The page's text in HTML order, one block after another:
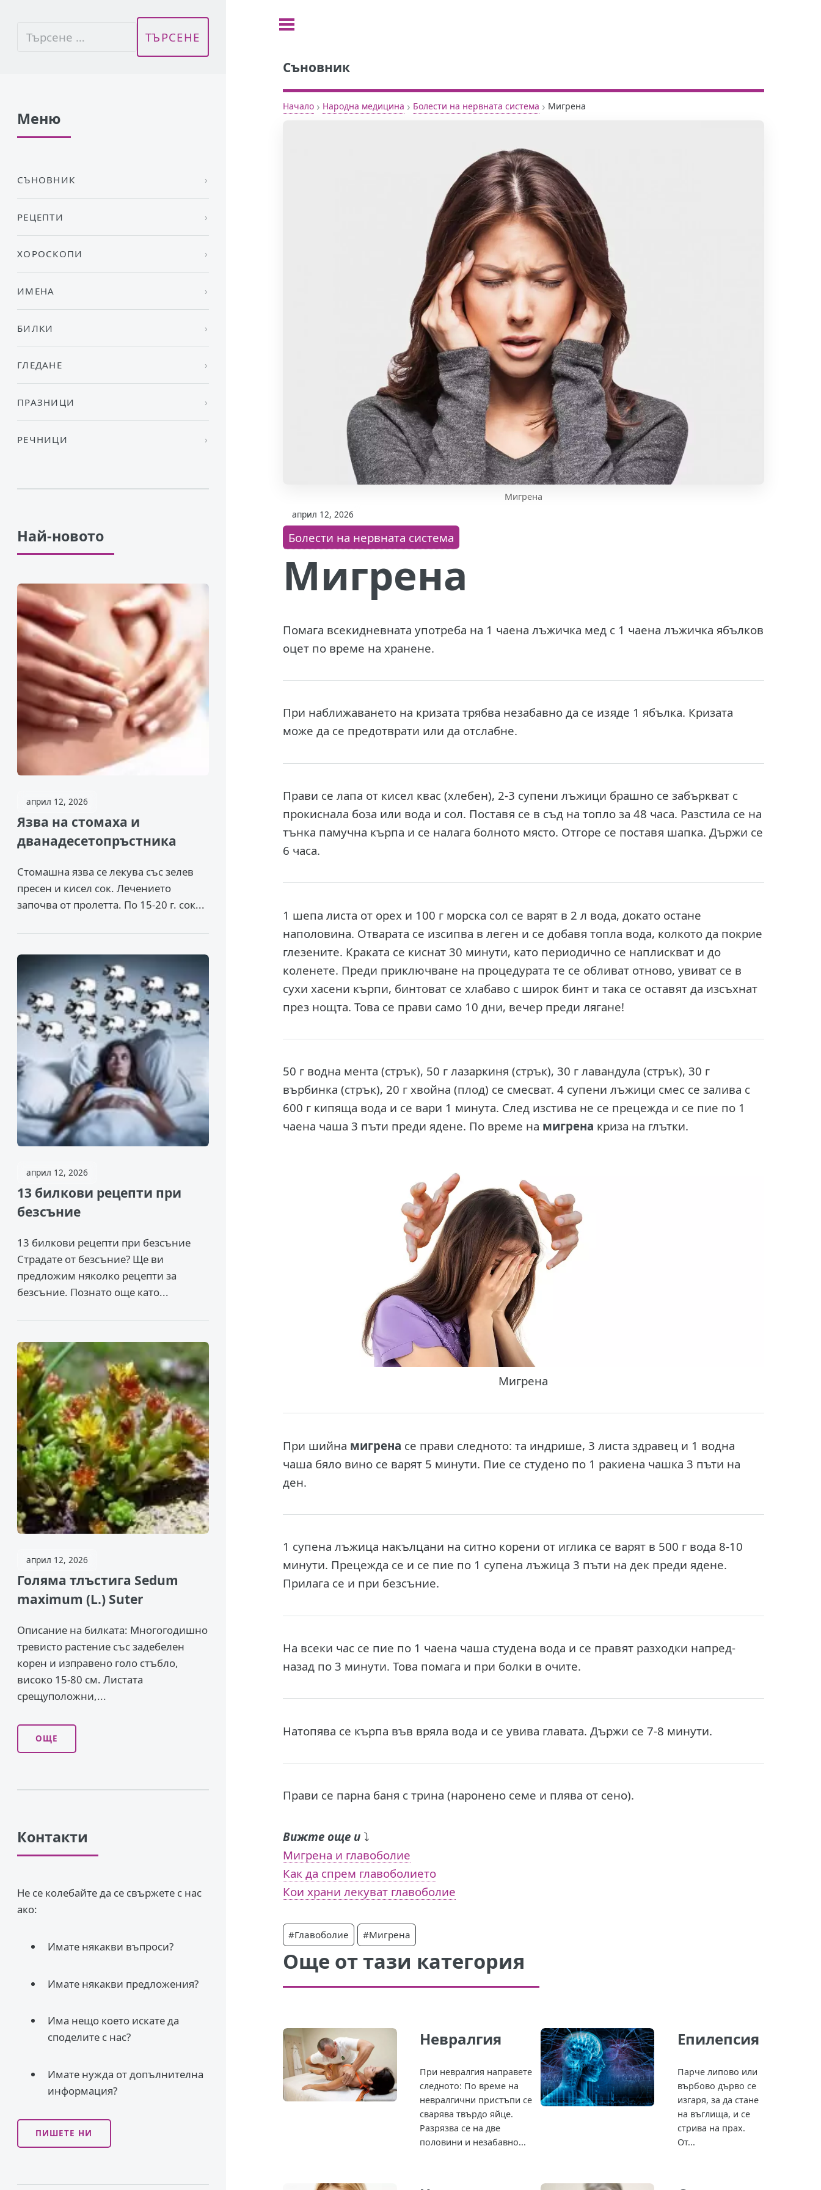
Съновник
Начало › Народна медицина › Болести на нервната система › Мигрена
Мигрена
април 12, 2026
Болести на нервната система
Мигрена
Помага всекидневната употреба на 1 чаена лъжичка мед с 1 чаена лъжичка ябълков
оцет по време на хранене.
При наближаването на кризата трябва незабавно да се изяде 1 ябълка. Кризата
може да се предотврати или да отслабне.
Прави се лапа от кисел квас (хлебен), 2-3 супени лъжици брашно се забъркват с
прокиснала боза или вода и сол. Поставя се в съд на топло за 48 часа. Разстила се на
тънка памучна кърпа и се налага болното място. Отгоре се поставя шапка. Държи се
6 часа.
1 шепа листа от орех и 100 г морска сол се варят в 2 л вода, докато остане
наполовина. Отварата се изсипва в леген и се добавя топла вода, колкото да покрие
глезените. Краката се киснат 30 минути, като периодично се наплискват и до
коленете. Преди приключване на процедурата те се обливат отново, увиват се в
сухи хасени кърпи, бинтоват се хлабаво с широк бинт и така се оставят да изсъхнат
през нощта. Това се прави само 10 дни, вечер преди лягане!
50 г водна мента (стрък), 50 г лазаркиня (стрък), 30 г лавандула (стрък), 30 г
върбинка (стрък), 20 г хвойна (плод) се смесват. 4 супени лъжици смес се залива с
600 г кипяща вода и се вари 1 минута. След изстива не се прецежда и се пие по 1
чаена чаша 3 пъти преди ядене. По време на мигрена криза на глътки.
Мигрена
При шийна мигрена се прави следното: та индрише, 3 листа здравец и 1 водна
чаша бяло вино се варят 5 минути. Пие се студено по 1 ракиена чашка 3 пъти на
ден.
1 супена лъжица накълцани на ситно корени от иглика се варят в 500 г вода 8-10
минути. Прецежда се и се пие по 1 супена лъжица 3 пъти на дек преди ядене.
Прилага се и при безсъние.
На всеки час се пие по 1 чаена чаша студена вода и се правят разходки напред-
назад по 3 минути. Това помага и при болки в очите.
Натопява се кърпа във вряла вода и се увива главата. Държи се 7-8 минути.
Прави се парна баня с трина (наронено семе и плява от сено).
Вижте още и⤵️
Мигрена и главоболие
Как да спрем главоболието
Кои храни лекуват главоболие
#Главоболие #Мигрена
Още от тази категория
Невралгия
При невралгия направете
следното: По време на
невралгични пристъпи се
сварява твърдо яйце.
Разрязва се на две
половини и незабавно...
Епилепсия
Парче липово или
върбово дърво се
изгаря, за да стане
на въглища, и се
стрива на прах.
От...
Меню
СЪНОВНИК
РЕЦЕПТИ
ХОРОСКОПИ
ИМЕНА
БИЛКИ
ГЛЕДАНЕ
ПРАЗНИЦИ
РЕЧНИЦИ
Най-новото
април 12, 2026
Язва на стомаха и
дванадесетопръстника
Стомашна язва се лекува със зелев
пресен и кисел сок. Лечението
започва от пролетта. По 15-20 г. сок...
април 12, 2026
13 билкови рецепти при
безсъние
13 билкови рецепти при безсъние
Страдате от безсъние? Ще ви
предложим няколко рецепти за
безсъние. Познато още като...
април 12, 2026
Голяма тлъстига Sedum
maximum (L.) Suter
Описание на билката: Многогодишно
тревисто растение със задебелен
корен и изправено го­ло стъбло,
високо 15-80 см. Листата
срещуположни,...
ОЩЕ
Контакти
Не се колебайте да се свържете с нас
ако:
Имате някакви въпроси?
Имате някакви предложения?
Има нещо което искате да
споделите с нас?
Имате нужда от допълнителна
информация?
ПИШЕТЕ НИ